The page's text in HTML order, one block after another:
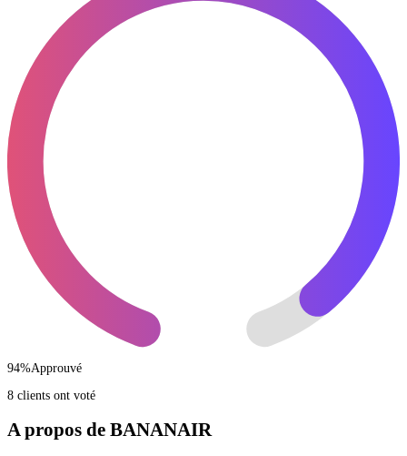
94%Approuvé
8 clients ont voté
A propos de BANANAIR